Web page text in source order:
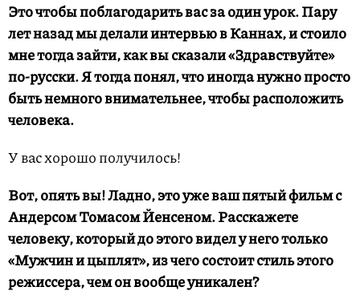
Это чтобы поблагодарить вас за один урок. Пару
лет назад мы делали интервью в Каннах, и стоило
мне тогда зайти, как вы сказали «Здравствуйте»
по-русски. Я тогда понял, что иногда нужно просто
быть немного внимательнее, чтобы расположить
человека.
У вас хорошо получилось!
Вот, опять вы! Ладно, это уже ваш пятый фильм с
Андерсом Томасом Йенсеном. Расскажете
человеку, который до этого видел у него только
«Мужчин и цыплят», из чего состоит стиль этого
режиссера, чем он вообще уникален?